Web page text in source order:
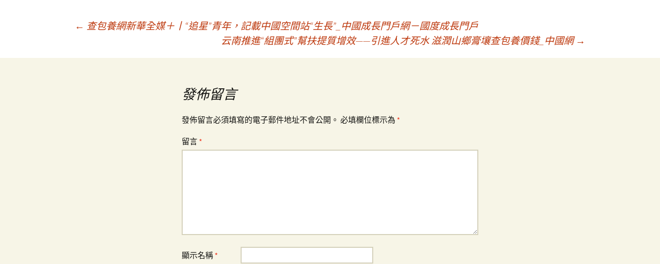
章
← 查包養網新華全媒＋丨“追星”青年，記載中國空間站“生長”_中國成長門戶網－國度成長門戶
云南推進“組團式”幫扶提質增效——引進人才死水 滋潤山鄉膏壤查包養價錢_中國網 →
發佈留言
發佈留言必須填寫的電子郵件地址不會公開。 必填欄位標示為 *
留言 *
顯示名稱 *